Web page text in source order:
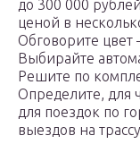
до 300 000
ценой в
Обговорите
Выбирайте
Решите по
Определите, для
для поездок по
выездов на